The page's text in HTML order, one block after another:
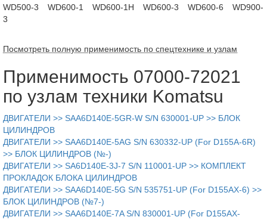
WD500-3 WD600-1 WD600-1H WD600-3 WD600-6
WD900-
3
Посмотреть полную применимость по спецтехнике и узлам
Применимость 07000-72021
по узлам техники Komatsu
ДВИГАТЕЛИ >> SAA6D140E-5GR-W S/N 630001-UP >> БЛОК
ЦИЛИНДРОВ
ДВИГАТЕЛИ >> SAA6D140E-5AG S/N 630332-UP (For D155A-6R)
>> БЛОК ЦИЛИНДРОВ (№-)
ДВИГАТЕЛИ >> SA6D140E-3J-7 S/N 110001-UP >> КОМПЛЕКТ
ПРОКЛАДОК БЛОКА ЦИЛИНДРОВ
ДВИГАТЕЛИ >> SAA6D140E-5G S/N 535751-UP (For D155AX-6) >>
БЛОК ЦИЛИНДРОВ (№7-)
ДВИГАТЕЛИ >> SAA6D140E-7A S/N 830001-UP (For D155AX-